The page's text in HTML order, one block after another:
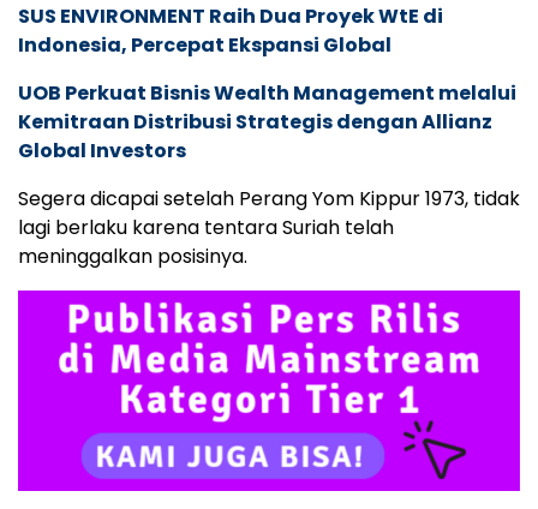
SUS ENVIRONMENT Raih Dua Proyek WtE di
Indonesia, Percepat Ekspansi Global
UOB Perkuat Bisnis Wealth Management melalui
Kemitraan Distribusi Strategis dengan Allianz
Global Investors
Segera dicapai setelah Perang Yom Kippur 1973, tidak
lagi berlaku karena tentara Suriah telah
meninggalkan posisinya.